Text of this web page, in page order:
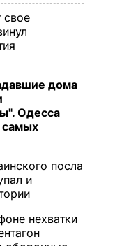
дома
Одесса
самых
посла
и
нехватки